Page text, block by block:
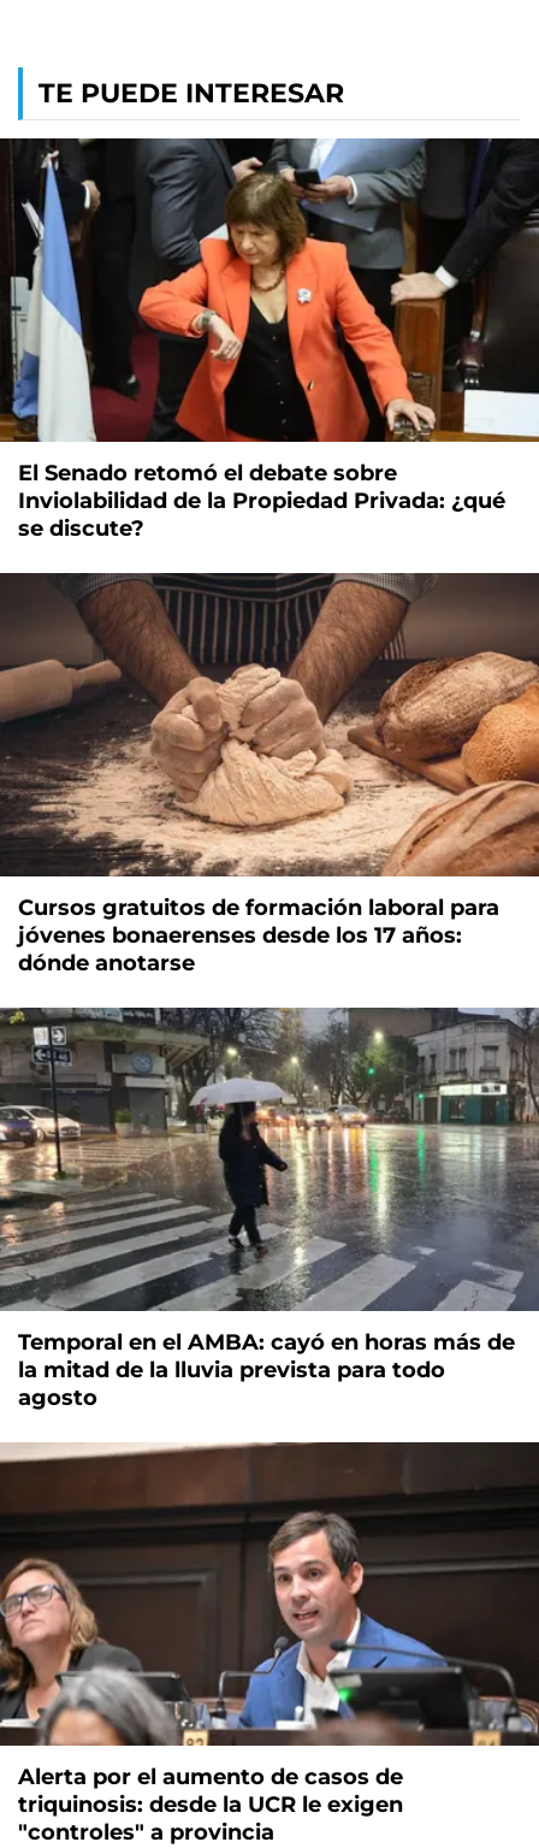
TE PUEDE INTERESAR
El Senado retomó el debate sobre
Inviolabilidad de la Propiedad Privada: ¿qué
se discute?
Cursos gratuitos de formación laboral para
jóvenes bonaerenses desde los 17 años:
dónde anotarse
Temporal en el AMBA: cayó en horas más de
la mitad de la lluvia prevista para todo
agosto
Alerta por el aumento de casos de
triquinosis: desde la UCR le exigen
"controles" a provincia